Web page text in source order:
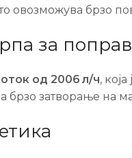
овозможува брзо
за
од 2006 л/ч,
брзо затворање на